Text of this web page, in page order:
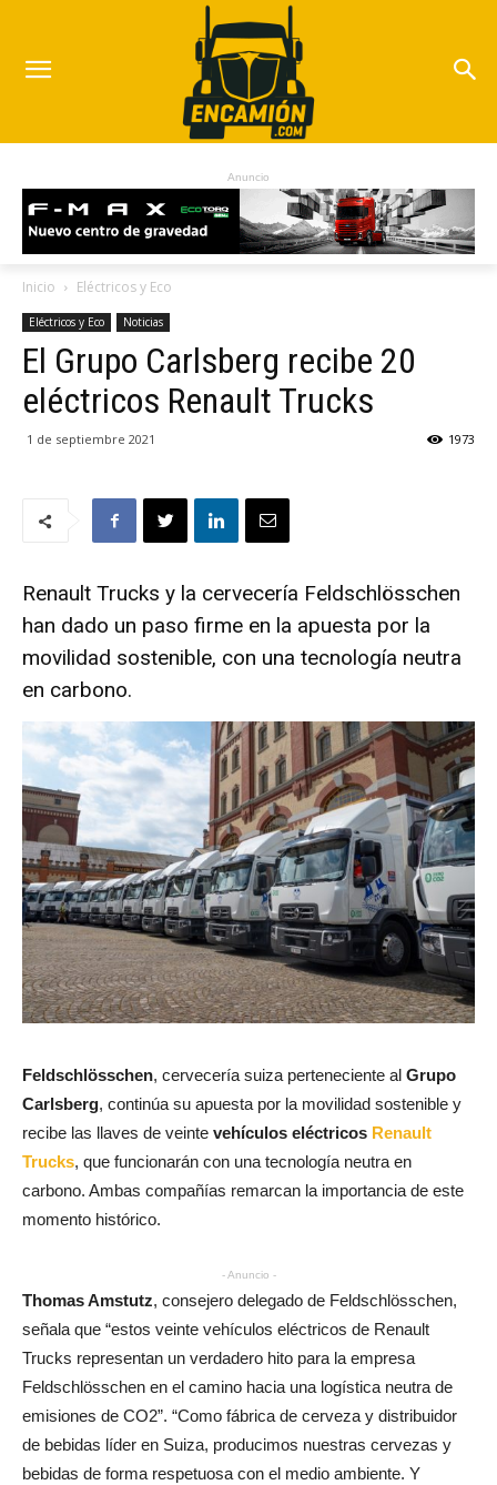
Anuncio
Inicio Eléctricos y Eco
Eléctricos y Eco Noticias
El Grupo Carlsberg recibe 20
eléctricos Renault Trucks
1 de septiembre 2021 1973
Renault Trucks y la cervecería Feldschlösschen
han dado un paso firme en la apuesta por la
movilidad sostenible, con una tecnología neutra
en carbono.
Feldschlösschen, cervecería suiza perteneciente al Grupo
Carlsberg, continúa su apuesta por la movilidad sostenible y
recibe las llaves de veinte vehículos eléctricos Renault
Trucks, que funcionarán con una tecnología neutra en
carbono. Ambas compañías remarcan la importancia de este
momento histórico.
- Anuncio -
Thomas Amstutz, consejero delegado de Feldschlösschen,
señala que “estos veinte vehículos eléctricos de Renault
Trucks representan un verdadero hito para la empresa
Feldschlösschen en el camino hacia una logística neutra de
emisiones de CO2”. “Como fábrica de cerveza y distribuidor
de bebidas líder en Suiza, producimos nuestras cervezas y
bebidas de forma respetuosa con el medio ambiente. Y